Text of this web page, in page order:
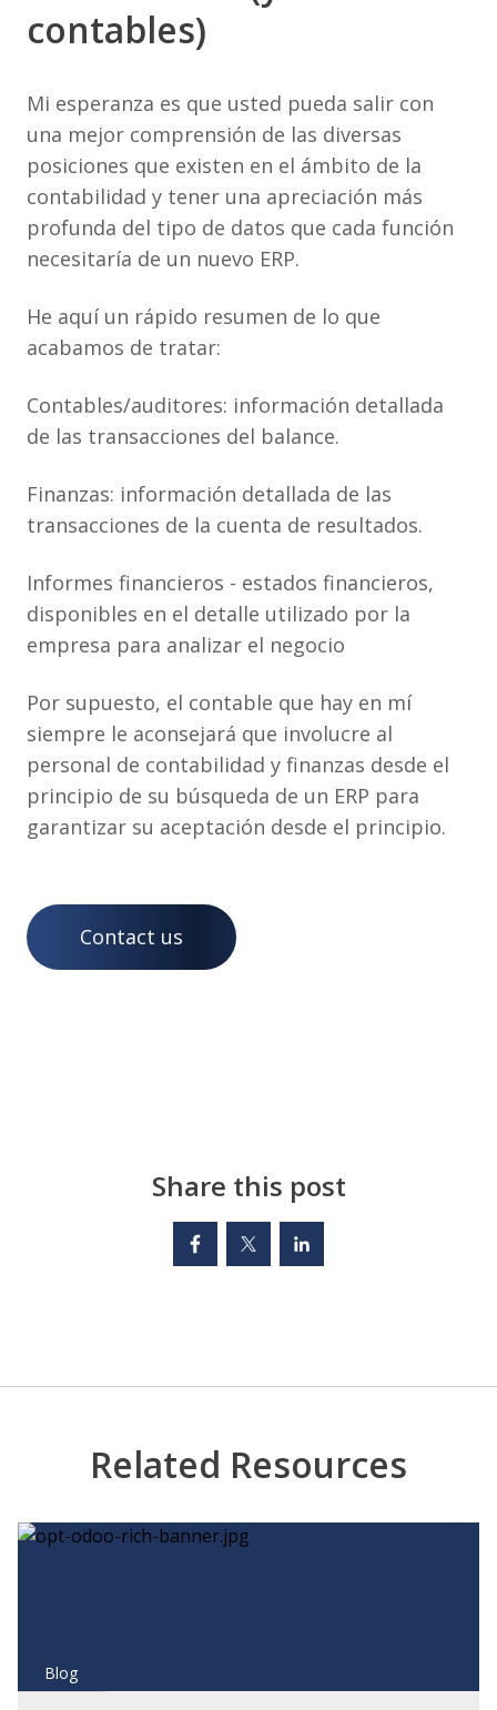
contables)
Mi esperanza es que usted pueda salir con
una mejor comprensión de las diversas
posiciones que existen en el ámbito de la
contabilidad y tener una apreciación más
profunda del tipo de datos que cada función
necesitaría de un nuevo ERP.
He aquí un rápido resumen de lo que
acabamos de tratar:
Contables/auditores: información detallada
de las transacciones del balance.
Finanzas: información detallada de las
transacciones de la cuenta de resultados.
Informes financieros - estados financieros,
disponibles en el detalle utilizado por la
empresa para analizar el negocio
Por supuesto, el contable que hay en mí
siempre le aconsejará que involucre al
personal de contabilidad y finanzas desde el
principio de su búsqueda de un ERP para
garantizar su aceptación desde el principio.
Contact us
Share this post
Related Resources
Blog